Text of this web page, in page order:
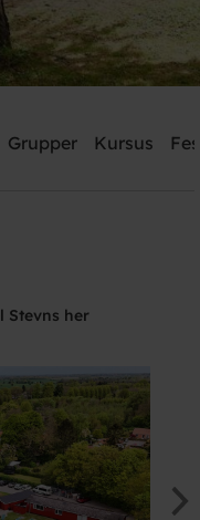
Grupper Kursus
Stevns her